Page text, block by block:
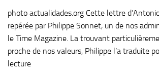
photo actualidades.org Cette lettre
repérée par Philippe Sonnet, un de nos
le Time Magazine. La trouvant
proche de nos valeurs, Philippe l’a traduite
lecture